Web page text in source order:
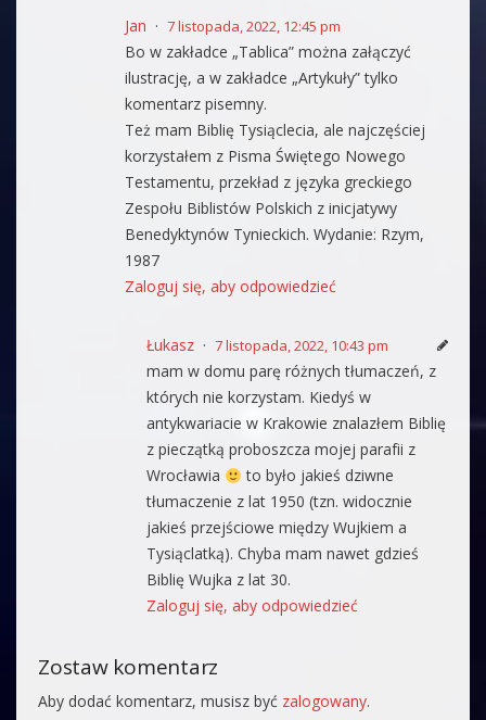
Jan 7 listopada, 2022, 12:45 pm
Bo w zakładce „Tablica” można załączyć
ilustrację, a w zakładce „Artykuły” tylko
komentarz pisemny.
Też mam Biblię Tysiąclecia, ale najczęściej
korzystałem z Pisma Świętego Nowego
Testamentu, przekład z języka greckiego
Zespołu Biblistów Polskich z inicjatywy
Benedyktynów Tynieckich. Wydanie: Rzym,
1987
Zaloguj się, aby odpowiedzieć
Łukasz 7 listopada, 2022, 10:43 pm
mam w domu parę różnych tłumaczeń, z
których nie korzystam. Kiedyś w
antykwariacie w Krakowie znalazłem Biblię
z pieczątką proboszcza mojej parafii z
Wrocławia
to było jakieś dziwne
tłumaczenie z lat 1950 (tzn. widocznie
jakieś przejściowe między Wujkiem a
Tysiąclatką). Chyba mam nawet gdzieś
Biblię Wujka z lat 30.
Zaloguj się, aby odpowiedzieć
Zostaw komentarz
Aby dodać komentarz, musisz być zalogowany.